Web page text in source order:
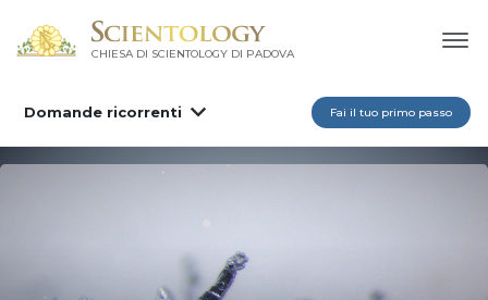
CHIESA DI SCIENTOLOGY DI PADOVA
Domande ricorrenti Fai il tuo primo passo